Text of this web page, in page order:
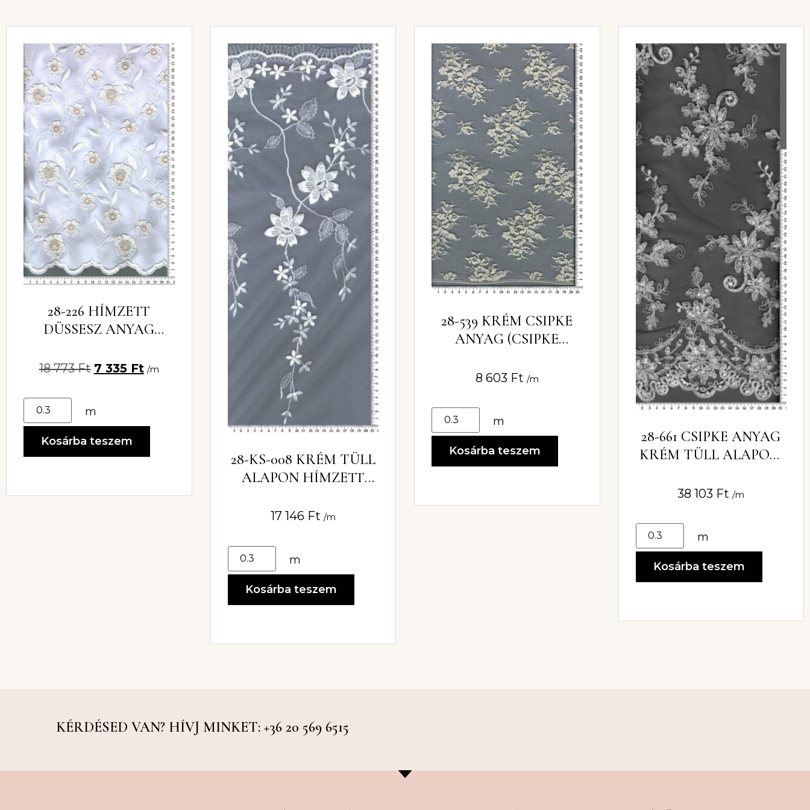
28-226 HÍMZETT
DÜSSESZ ANYAG
18 773Ft 7 335 Ft /m
m
Kosárba teszem
28-KS-008 KRÉM TÜLL
ALAPON HÍMZETT
17 146 Ft /m
m
Kosárba teszem
28-539 KRÉM CSIPKE
ANYAG (CSIPKE
8 603 Ft /m
m
Kosárba teszem
28-661 CSIPKE ANYAG
KRÉM TÜLL ALAPON,
ZSINÓROZVA
38 103 Ft /m
m
Kosárba teszem
KÉRDÉSED VAN? HÍVJ MINKET: +36 20 569 6515